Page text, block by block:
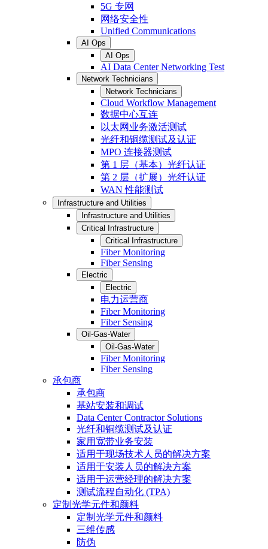
5G 专网
网络安全性
Unified Communications
AI Ops
AI Ops
AI Data Center Networking Test
Network Technicians
Network Technicians
Cloud Workflow Management
数据中心互连
以太网业务激活测试
光纤和铜缆测试及认证
MPO 连接器测试
第 1 层（基本）光纤认证
第 2 层（扩展）光纤认证
WAN 性能测试
Infrastructure and Utilities
Infrastructure and Utilities
Critical Infrastructure
Critical Infrastructure
Fiber Monitoring
Fiber Sensing
Electric
Electric
电力运营商
Fiber Monitoring
Fiber Sensing
Oil-Gas-Water
Oil-Gas-Water
Fiber Monitoring
Fiber Sensing
承包商
承包商
基站安装和调试
Data Center Contractor Solutions
光纤和铜缆测试及认证
家用宽带业务安装
适用于现场技术人员的解决方案
适用于安装人员的解决方案
适用于运营经理的解决方案
测试流程自动化 (TPA)
定制光学元件和颜料
定制光学元件和颜料
三维传感
防伪